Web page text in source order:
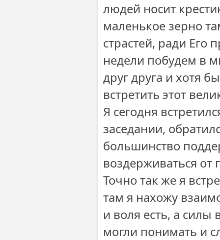
людей носит
маленькое зерно
страстей, ради Его
недели побудем в
друг друга и хотя
встретить этот
Я сегодня
заседании,
большинство
воздерживаться от
Точно так же я
там я нахожу
и воля есть, а
могли понимать и